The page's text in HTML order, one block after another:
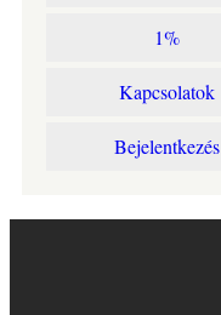
1%
Kapcsolatok
Bejelentkezés